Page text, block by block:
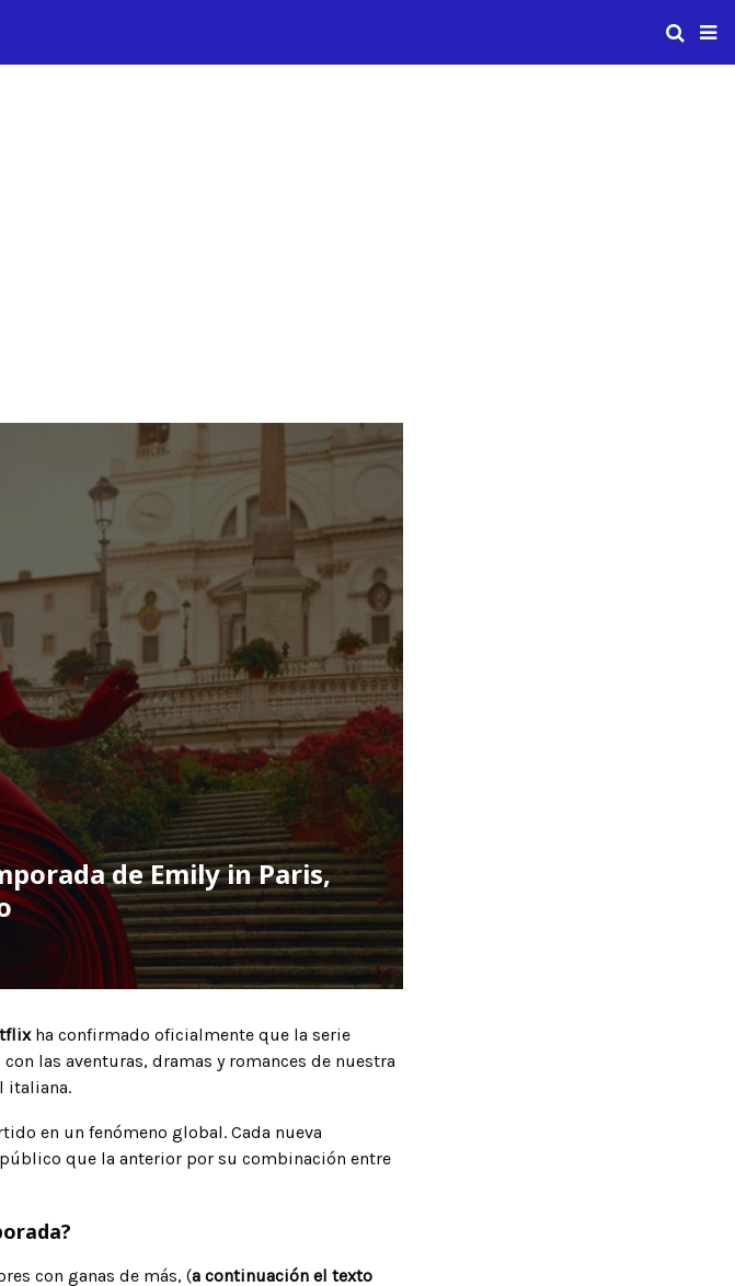
de Emily in Paris,
ha confirmado oficialmente que la serie
las aventuras, dramas y romances de nuestra
italiana.
en un fenómeno global. Cada nueva
que la anterior por su combinación entre
con ganas de más, (a continuación el texto